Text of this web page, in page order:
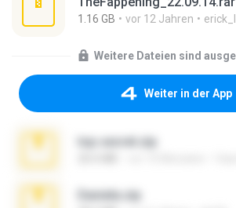
1.16 GB vor 12 Jahren
Weitere Dateien sind
Weiter in der App
top secret.zip
Daniela.zip